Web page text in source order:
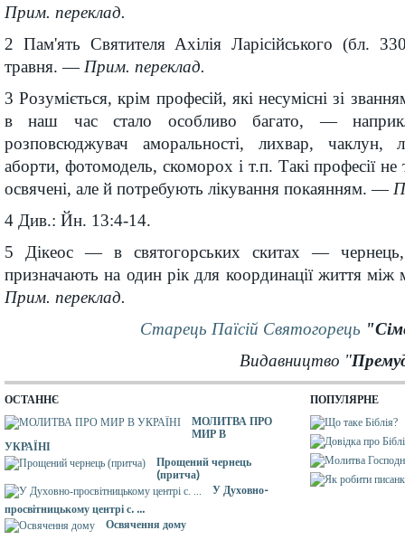
Прим. переклад.
2 Пам'ять Святителя Ахілія Ларісійського (бл.
травня. — Прим. переклад.
3 Розуміється, крім професій, які несумісні зі
в наш час стало особливо багато, —
розповсюджувач аморальності, лихвар, чаклун,
аборти, фотомодель, скоморох і т.п. Такі професії
освячені, але й потребують лікування покаянням. —
4 Див.: Йн. 13:4-14.
5 Дікеос — в святогорських скитах —
призначають на один рік для координації життя
Прим. переклад.
Старець Паїсій Святогорець
Видавництво "
ОСТАННЄ
МОЛИТВА ПРО
МИР В
УКРАЇНІ
Прощений чернець
(притча)
У Духовно-
просвітницькому центрі с. ...
Освячення дому
ПОПУЛЯРНЕ